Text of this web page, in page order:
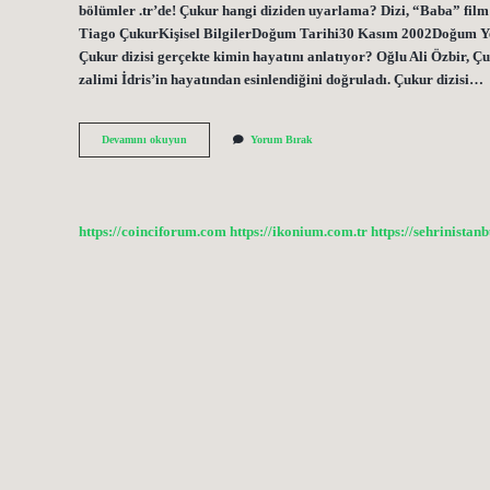
bölümler .tr’de! Çukur hangi diziden uyarlama? Dizi, “Baba”
Tiago ÇukurKişisel BilgilerDoğum Tarihi30 Kasım 2002Doğum
Çukur dizisi gerçekte kimin hayatını anlatıyor? Oğlu Ali Özbir,
zalimi İdris’in hayatından esinlendiğini doğruladı. Çukur dizisi…
Devamını okuyun
Sansürsuz
Yorum Bırak
https://coinciforum.com https://ikonium.com.tr https://